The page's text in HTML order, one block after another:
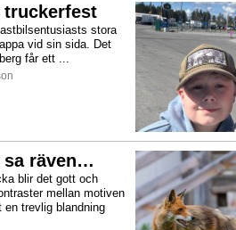
truckerfest
stora
vid sin sida. Det
får ett ...
sa räven…
blir det gott och
mellan motiven
trevlig blandning